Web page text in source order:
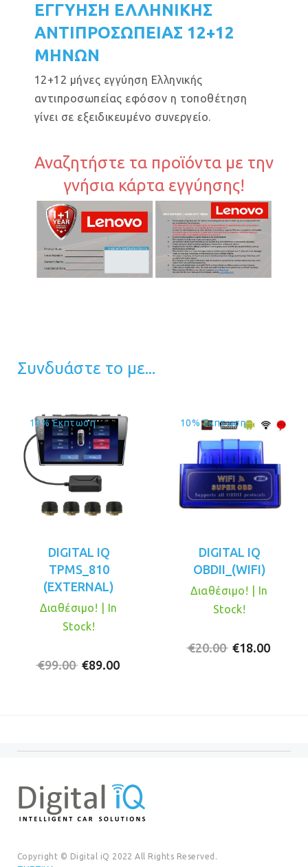
ΕΓΓΥΗΣΗ ΕΛΛΗΝΙΚΗΣ
ΑΝΤΙΠΡΟΣΩΠΕΙΑΣ 12+12
ΜΗΝΩΝ
12+12 μήνες εγγύηση Ελληνικής
αντιπροσωπείας εφόσον η τοποθέτηση
γίνει σε εξειδικευμένο συνεργείο.
Αναζητήστε τα προϊόντα με την
γνήσια κάρτα εγγύησης!
Συνδυάστε το με...
10% Έκπτωση
DIGITAL IQ
TPMS_810
(EXTERNAL)
€99.00 Original
€89.00
Διαθέσιμο! | In
Stock!
10% Έκπτωση
DIGITAL IQ
OBDII_(WIFI)
€20.00 Original
€18.00
Διαθέσιμο! | In
Stock!
Copyright © Digital iQ 2022 All Rights Reserved.